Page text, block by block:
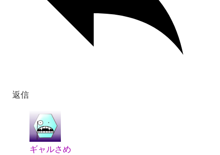
返信
ギャルさめ